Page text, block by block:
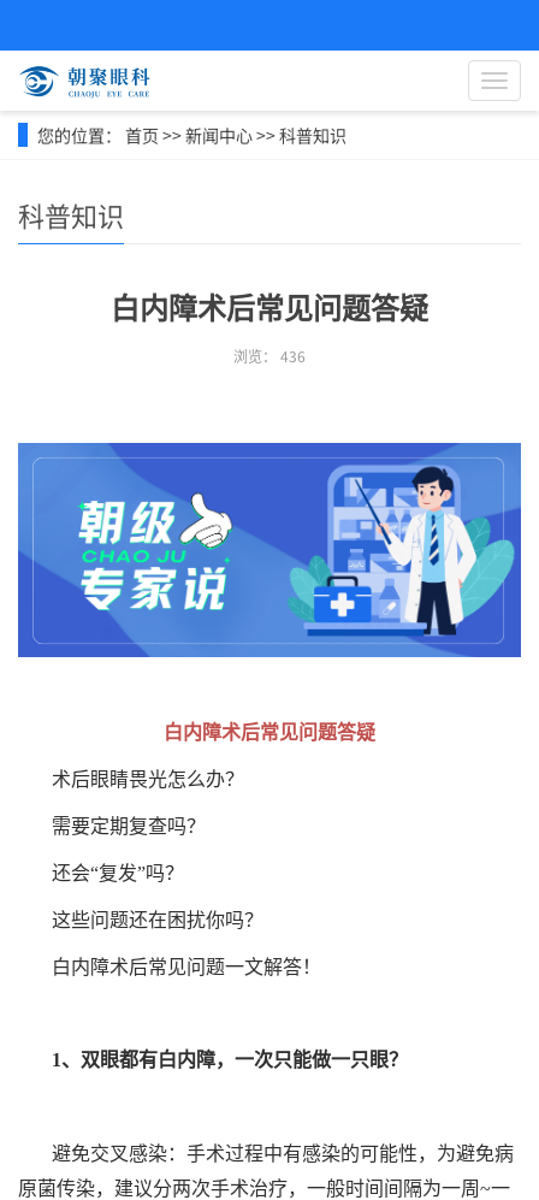
导
航
您的位置： 首页 >>新闻中心>>科普知识
科普知识
白内障术后常见问题答疑
浏览： 436
白内障术后常见问题答疑
术后眼睛畏光怎么办？
需要定期复查吗？
还会“复发”吗？
这些问题还在困扰你吗？
白内障术后常见问题一文解答！
1、双眼都有白内障，一次只能做一只眼？
避免交叉感染：手术过程中有感染的可能性，为避免病
原菌传染，建议分两次手术治疗，一般时间间隔为一周~一